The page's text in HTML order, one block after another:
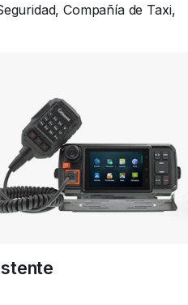
Compañía de Taxi,